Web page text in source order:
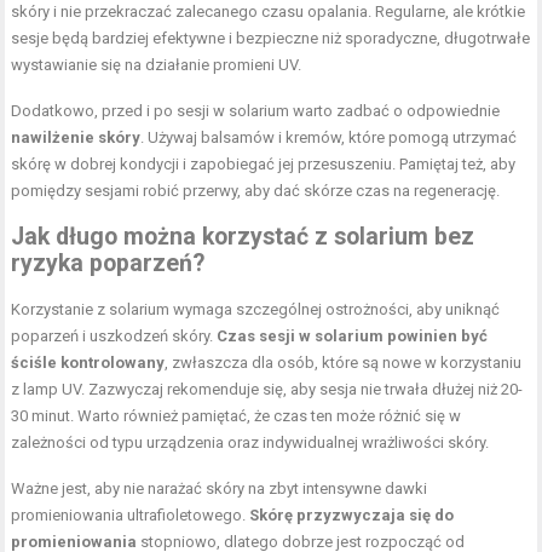
skóry i nie przekraczać zalecanego czasu opalania. Regularne, ale krótkie
sesje będą bardziej efektywne i bezpieczne niż sporadyczne, długotrwałe
wystawianie się na działanie promieni UV.
Dodatkowo, przed i po sesji w solarium warto zadbać o odpowiednie
nawilżenie skóry . Używaj balsamów i kremów, które pomogą utrzymać
skórę w dobrej kondycji i zapobiegać jej przesuszeniu. Pamiętaj też, aby
pomiędzy sesjami robić przerwy, aby dać skórze czas na regenerację.
Jak długo można korzystać z solarium bez
ryzyka poparzeń?
Korzystanie z solarium wymaga szczególnej ostrożności, aby uniknąć
poparzeń i uszkodzeń skóry. Czas sesji w solarium powinien być
ściśle kontrolowany , zwłaszcza dla osób, które są nowe w korzystaniu
z lamp UV. Zazwyczaj rekomenduje się, aby sesja nie trwała dłużej niż 20-
30 minut. Warto również pamiętać, że czas ten może różnić się w
zależności od typu urządzenia oraz indywidualnej wrażliwości skóry.
Ważne jest, aby nie narażać skóry na zbyt intensywne dawki
promieniowania ultrafioletowego. Skórę przyzwyczaja się do
promieniowania stopniowo, dlatego dobrze jest rozpocząć od